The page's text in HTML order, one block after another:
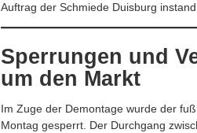
Auftrag der Schmiede Duisburg instand
Sperrungen und
um den Markt
Im Zuge der Demontage wurde der
Montag gesperrt. Der Durchgang